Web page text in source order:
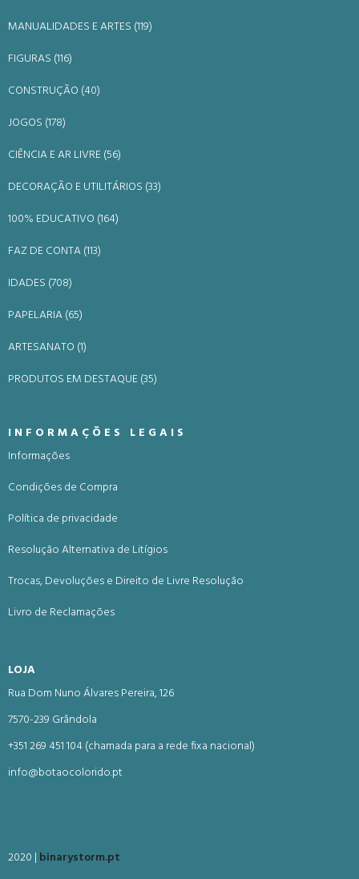
MANUALIDADES E ARTES (119)
FIGURAS (116)
CONSTRUÇÃO (40)
JOGOS (178)
CIÊNCIA E AR LIVRE (56)
DECORAÇÃO E UTILITÁRIOS (33)
100% EDUCATIVO (164)
FAZ DE CONTA (113)
IDADES (708)
PAPELARIA (65)
ARTESANATO (1)
PRODUTOS EM DESTAQUE (35)
INFORMAÇÕES LEGAIS
Informações
Condições de Compra
Política de privacidade
Resolução Alternativa de Litígios
Trocas, Devoluções e Direito de Livre Resolução
Livro de Reclamações
LOJA
Rua Dom Nuno Álvares Pereira, 126
7570-239 Grândola
+351 269 451 104 (chamada para a rede fixa nacional)
info@botaocolorido.pt
2020 | binarystorm.pt